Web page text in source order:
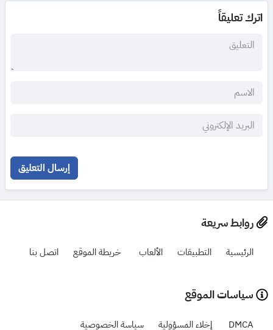
اترك تعليقاً
إرسال التعليق
روابط سريعة
الرئيسية التطبيقات الألعاب خريطة الموقع اتصل بنا
سياسات الموقع
DMCA إخلاء المسؤولية سياسة الخصوصية